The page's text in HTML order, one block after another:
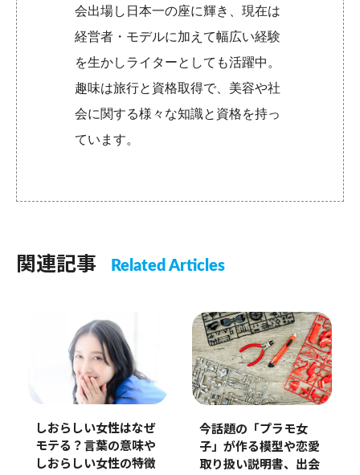
会出場し日本一の座に輝き、現在は
経営者・モデルに加えて幅広い経験
を生かしライターとしても活躍中。
趣味は旅行と資格取得で、美容や社
会に関する様々な知識と資格を持っ
ています。
関連記事 Related Articles
しおらしい女性はなぜ
モテる？言葉の意味や
しおらしい女性の特徴
今話題の「プラモ女
子」が作る模型や恋愛
取り扱い説明書、出会